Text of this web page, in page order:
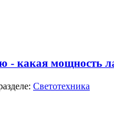
- какая мощность
Светотехника